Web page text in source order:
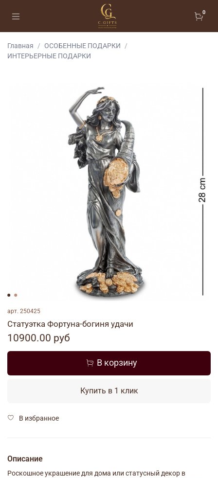
0
Главная
ОСОБЕННЫЕ ПОДАРКИ
ИНТЕРЬЕРНЫЕ ПОДАРКИ
арт. 250425
Статуэтка Фортуна-богиня удачи
10900.00 руб
В корзину
Купить в 1 клик
В избранное
Описание
Роскошное украшение для дома или статусный декор в